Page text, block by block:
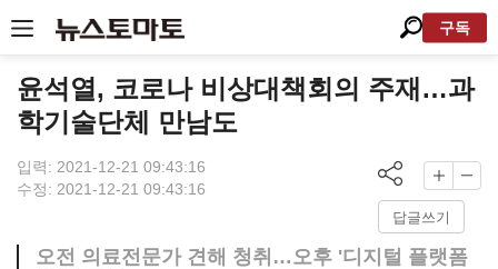
구독
윤석열, 코로나 비상대책회의 주재…과
학기술단체 만남도
입력: 2021-12-21 09:43:16
수정: 2021-12-21 09:43:16
답글쓰기
오전 의료전문가 견해 청취…오후 '디지털 플랫폼